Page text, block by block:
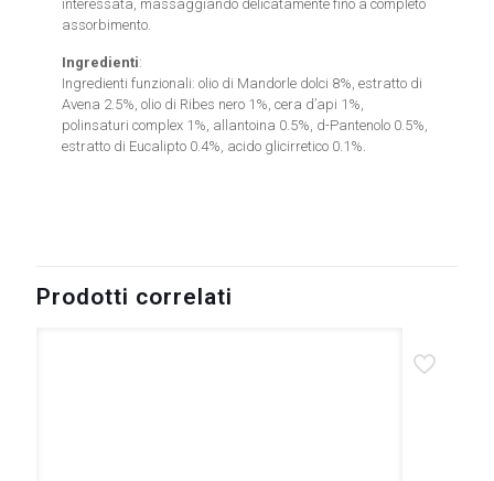
interessata, massaggiando delicatamente fino a completo
assorbimento.
Ingredienti:
Ingredienti funzionali: olio di Mandorle dolci 8%, estratto di
Avena 2.5%, olio di Ribes nero 1%, cera d’api 1%,
polinsaturi complex 1%, allantoina 0.5%, d-Pantenolo 0.5%,
estratto di Eucalipto 0.4%, acido glicirretico 0.1%.
Prodotti correlati